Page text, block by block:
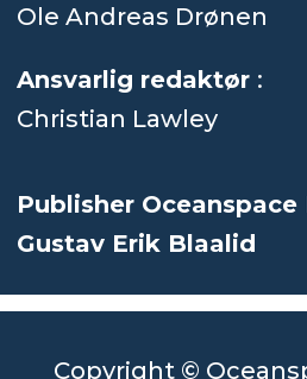
Ole Andreas Drønen
Ansvarlig redaktør :
Christian Lawley
Publisher Oceanspace
Gustav Erik Blaalid
Copyright ©